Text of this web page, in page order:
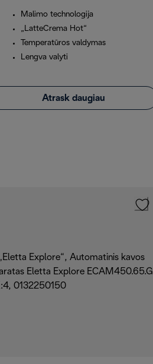
Malimo technologija
„LatteCrema Hot“
Temperatūros valdymas
Lengva valyti
Atrask daugiau